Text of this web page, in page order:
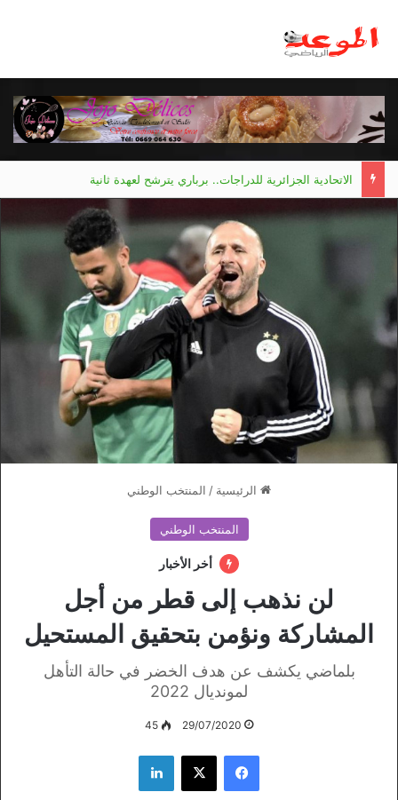
الاتحادية الجزائرية للدراجات.. برباري يترشح لعهدة ثانية
الرئيسية / المنتخب الوطني
المنتخب الوطني
أخر الأخبار
لن نذهب إلى قطر من أجل
المشاركة ونؤمن بتحقيق المستحيل
بلماضي يكشف عن هدف الخضر في حالة التأهل
لمونديال 2022
29/07/2020
45
فيسبوك ‫X لينكدإن